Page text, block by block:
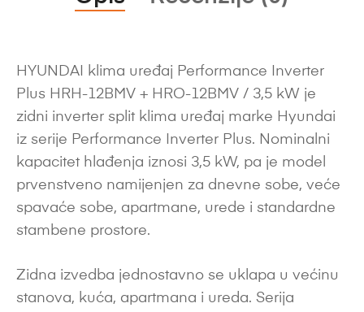
HYUNDAI klima uređaj Performance Inverter
Plus HRH-12BMV + HRO-12BMV / 3,5 kW je
zidni inverter split klima uređaj marke Hyundai
iz serije Performance Inverter Plus. Nominalni
kapacitet hlađenja iznosi 3,5 kW, pa je model
prvenstveno namijenjen za dnevne sobe, veće
spavaće sobe, apartmane, urede i standardne
stambene prostore.
Zidna izvedba jednostavno se uklapa u većinu
stanova, kuća, apartmana i ureda. Serija